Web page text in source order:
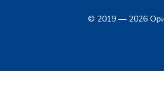
© 2019 — 2026